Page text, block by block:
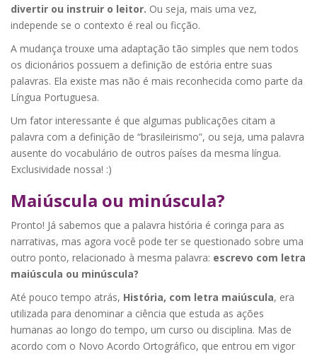
divertir ou instruir o leitor. Ou seja, mais uma vez,
independe se o contexto é real ou ficção.
A mudança trouxe uma adaptação tão simples que nem todos
os dicionários possuem a definição de estória entre suas
palavras. Ela existe mas não é mais reconhecida como parte da
Língua Portuguesa.
Um fator interessante é que algumas publicações citam a
palavra com a definição de “brasileirismo”, ou seja, uma palavra
ausente do vocabulário de outros países da mesma língua.
Exclusividade nossa! :)
Maiúscula ou minúscula?
Pronto! Já sabemos que a palavra história é coringa para as
narrativas, mas agora você pode ter se questionado sobre uma
outro ponto, relacionado à mesma palavra: escrevo com letra
maiúscula ou minúscula?
Até pouco tempo atrás, História, com letra maiúscula, era
utilizada para denominar a ciência que estuda as ações
humanas ao longo do tempo, um curso ou disciplina. Mas de
acordo com o Novo Acordo Ortográfico, que entrou em vigor